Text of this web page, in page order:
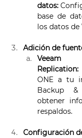
datos:
base de
los datos de
Adición de
Replication:
ONE a tu
Backup
obtener
respaldos.
Configuración